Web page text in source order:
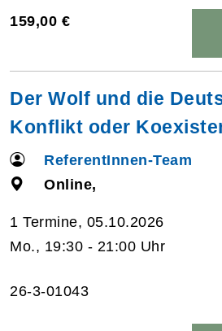
159,00 €
Der Wolf und die
Konflikt oder
ReferentInnen-Team
Online,
1 Termine, 05.10.2026
Mo., 19:30 - 21:00 Uhr
26-3-01043